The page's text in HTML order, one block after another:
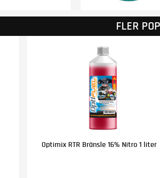
FLER
Optimix RTR Bränsle 16% Nitro 1 liter